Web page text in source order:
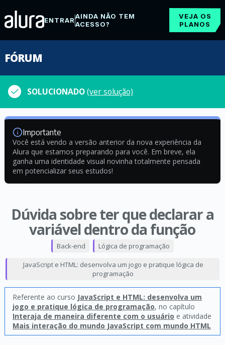
ENTRARAINDA NÃO TEM
ACESSO?
VEJA OS
PLANOS
FÓRUM
SOLUCIONADO(ver solução)
Importante
Você está vendo a versão anterior da nova experiência da
Alura que estamos preparando para você. Em breve, ela
ganha uma identidade visual novinha totalmente pensada
em potencializar seus estudos!
Dúvida sobre ter que declarar a
variável dentro da função
Back-end Lógica de programação
JavaScript e HTML: desenvolva um jogo e pratique lógica de
programação
Referente ao curso JavaScript e HTML: desenvolva um
jogo e pratique lógica de programação, no capítulo
Interaja de maneira diferente com o usuário e atividade
Mais interação do mundo JavaScript com mundo HTML